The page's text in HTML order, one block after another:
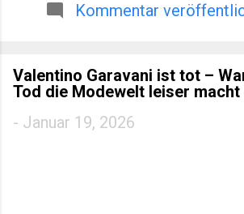
Turin 2006 erneut Gastgeber ist.
eng mit regionaler Entwicklung
Für viele Leser eines
Regionalentwicklung sind genau
Kommentar
Valentino Garavani ist tot –
Tod die Modewelt leiser macht
- Januar 19, 2026